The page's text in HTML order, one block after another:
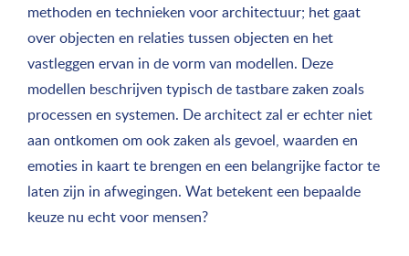
methoden en technieken voor architectuur; het gaat
over objecten en relaties tussen objecten en het
vastleggen ervan in de vorm van modellen. Deze
modellen beschrijven typisch de tastbare zaken zoals
processen en systemen. De architect zal er echter niet
aan ontkomen om ook zaken als gevoel, waarden en
emoties in kaart te brengen en een belangrijke factor te
laten zijn in afwegingen. Wat betekent een bepaalde
keuze nu echt voor mensen?